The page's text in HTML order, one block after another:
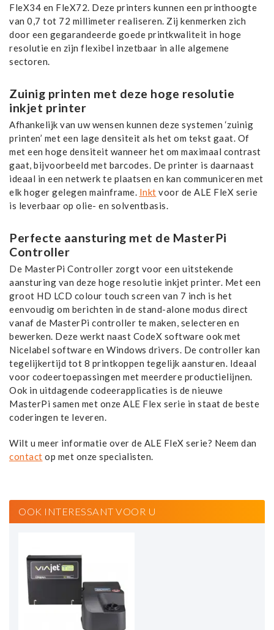
FleX34 en FleX72. Deze printers kunnen een printhoogte
van 0,7 tot 72 millimeter realiseren. Zij kenmerken zich
door een gegarandeerde goede printkwaliteit in hoge
resolutie en zijn flexibel inzetbaar in alle algemene
sectoren.
Zuinig printen met deze hoge resolutie
inkjet printer
Afhankelijk van uw wensen kunnen deze systemen ‘zuinig
printen’ met een lage densiteit als het om tekst gaat. Of
met een hoge densiteit wanneer het om maximaal contrast
gaat, bijvoorbeeld met barcodes. De printer is daarnaast
ideaal in een netwerk te plaatsen en kan communiceren met
elk hoger gelegen mainframe. Inkt voor de ALE FleX serie
is leverbaar op olie- en solventbasis.
Perfecte aansturing met de MasterPi
Controller
De MasterPi Controller zorgt voor een uitstekende
aansturing van deze hoge resolutie inkjet printer. Met een
groot HD LCD colour touch screen van 7 inch is het
eenvoudig om berichten in de stand-alone modus direct
vanaf de MasterPi controller te maken, selecteren en
bewerken. Deze werkt naast CodeX software ook met
Nicelabel software en Windows drivers. De controller kan
tegelijkertijd tot 8 printkoppen tegelijk aansturen. Ideaal
voor codeertoepassingen met meerdere productielijnen.
Ook in uitdagende codeerapplicaties is de nieuwe
MasterPi samen met onze ALE Flex serie in staat de beste
coderingen te leveren.
Wilt u meer informatie over de ALE FleX serie? Neem dan
contact op met onze specialisten.
OOK INTERESSANT VOOR U